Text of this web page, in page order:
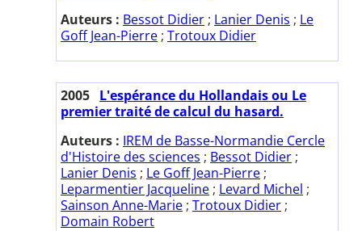
Auteurs : Bessot Didier ; Lanier Denis ; Le
Goff Jean-Pierre ; Trotoux Didier
2005 L'espérance du Hollandais ou Le
premier traité de calcul du hasard.
Auteurs : IREM de Basse-Normandie Cercle
d'Histoire des sciences ; Bessot Didier ;
Lanier Denis ; Le Goff Jean-Pierre ;
Leparmentier Jacqueline ; Levard Michel ;
Sainson Anne-Marie ; Trotoux Didier ;
Domain Robert